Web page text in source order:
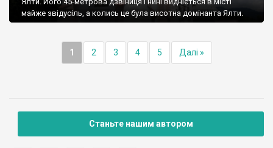
майже звідусіль, а колись це була висотна домінанта Ялти.
1 2 3 4 5 Далі »
Станьте нашим автором